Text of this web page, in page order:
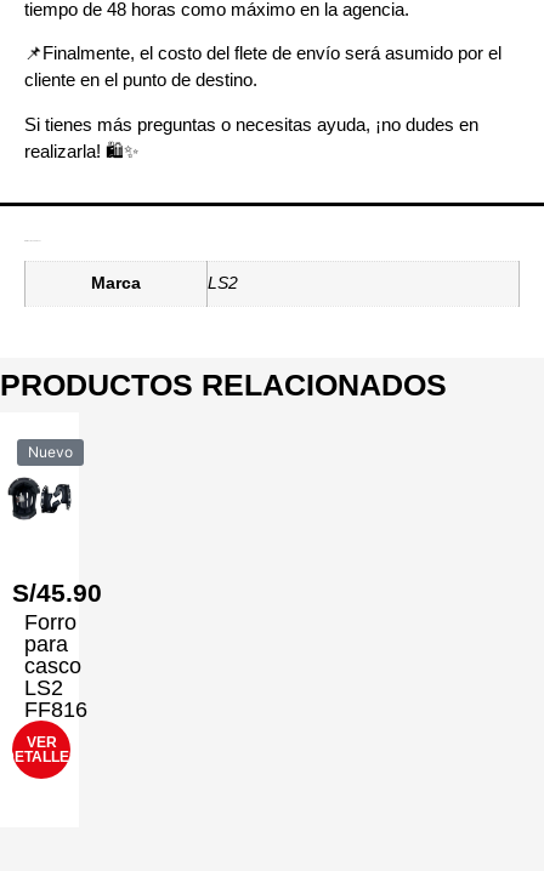
tiempo de 48 horas como máximo en la agencia.
📌Finalmente, el costo del flete de envío será asumido por el
cliente en el punto de destino.
Si tienes más preguntas o necesitas ayuda, ¡no dudes en
realizarla! 🛍️✨
Marca LS2
PRODUCTOS RELACIONADOS
Nuevo
S/45.90
Forro
para
casco
LS2
FF816
VER
DETALLES